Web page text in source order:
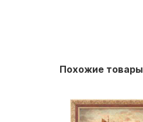
Похожие товары